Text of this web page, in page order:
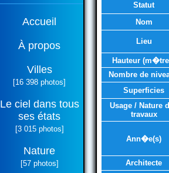
Accueil
À propos
Villes
[16 398 photos]
Le ciel dans tous
ses états
[3 015 photos]
Nature
[57 photos]
Statut
Nom
Lieu
Hauteur
Nombre de
Superficies
Usage / Nature
travaux
Ann�e(s)
Architecte